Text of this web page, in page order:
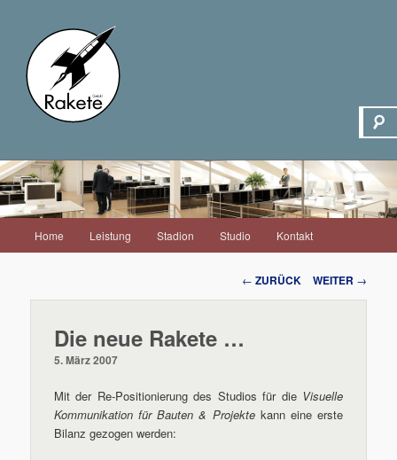
Zum
Home Leistung Stadion Studio Kontakt
Beitrags-
Navigation
← ZURÜCK WEITER →
Die neue Rakete …
5. März 2007
Mit der Re-Positionierung des Studios für die Visuelle
Kommunikation für Bauten & Projektekann eine erste
Bilanz gezogen werden: